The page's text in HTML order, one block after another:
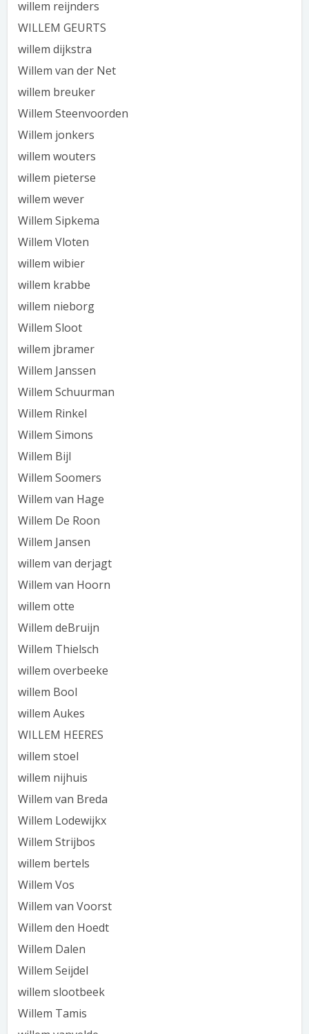
willem reijnders
WILLEM GEURTS
willem dijkstra
Willem van der Net
willem breuker
Willem Steenvoorden
Willem jonkers
willem wouters
willem pieterse
willem wever
Willem Sipkema
Willem Vloten
willem wibier
willem krabbe
willem nieborg
Willem Sloot
willem jbramer
Willem Janssen
Willem Schuurman
Willem Rinkel
Willem Simons
Willem Bijl
Willem Soomers
Willem van Hage
Willem De Roon
Willem Jansen
willem van derjagt
Willem van Hoorn
willem otte
Willem deBruijn
Willem Thielsch
willem overbeeke
willem Bool
willem Aukes
WILLEM HEERES
willem stoel
willem nijhuis
Willem van Breda
Willem Lodewijkx
Willem Strijbos
willem bertels
Willem Vos
Willem van Voorst
Willem den Hoedt
Willem Dalen
Willem Seijdel
willem slootbeek
Willem Tamis